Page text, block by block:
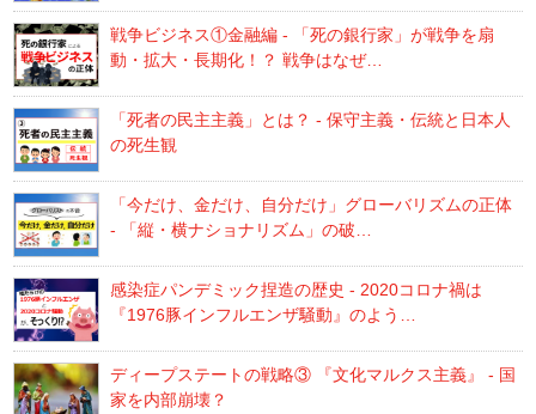
戦争ビジネス①金融編 - 「死の銀行家」が戦争を扇
動・拡大・長期化！？ 戦争はなぜ…
「死者の民主主義」とは？ - 保守主義・伝統と日本人
の死生観
「今だけ、金だけ、自分だけ」グローバリズムの正体
- 「縦・横ナショナリズム」の破…
感染症パンデミック捏造の歴史 - 2020コロナ禍は
『1976豚インフルエンザ騒動』のよう…
ディープステートの戦略③ 『文化マルクス主義』 - 国
家を内部崩壊？